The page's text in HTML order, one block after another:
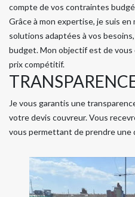
compte de vos contraintes
Grâce à mon expertise, je suis
solutions adaptées à vos
budget. Mon objectif est de vous
prix compétitif.
Je vous garantis une
votre devis couvreur. Vous
vous permettant de prendre une